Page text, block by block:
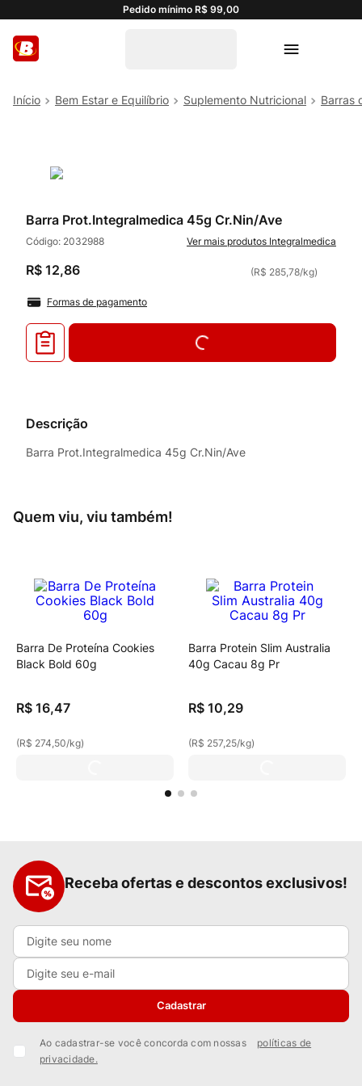
Pedido mínimo R$ 99,00
Bem Estar e Equilíbrio Suplemento Nutricional Barras
Barra Prot.Integralmedica 45g Cr.Nin/Ave
Código: 2032988 Integralmedica
R$ 12,86 (R$ 285,78/kg)
Formas de pagamento
Descrição
Barra Prot.Integralmedica 45g Cr.Nin/Ave
Quem viu, viu também!
Barra De Proteína Cookies
Black Bold 60g
R$ 16,47
(R$ 274,50/kg)
Barra Protein Slim Australia
40g Cacau 8g Pr
R$ 10,29
(R$ 257,25/kg)
Receba ofertas e descontos exclusivos!
Cadastrar
Ao cadastrar-se você concorda com nossas
políticas de
privacidade.